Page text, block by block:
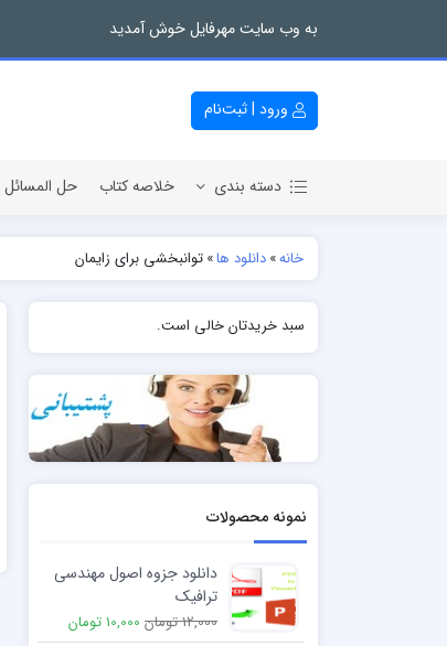
به وب سایت مهرفایل خوش آمدید
ورود | ثبت‌نام
دسته بندی خلاصه کتاب حل المسائل
خانه»دانلود ها»توانبخشی برای زایمان
سبد خریدتان خالی است.
نمونه محصولات
دانلود جزوه اصول مهندسی
ترافیک
12,000 تومان 10,000 تومان